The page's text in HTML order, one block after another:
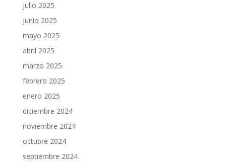
julio 2025
junio 2025
mayo 2025
abril 2025
marzo 2025
febrero 2025
enero 2025
diciembre 2024
noviembre 2024
octubre 2024
septiembre 2024